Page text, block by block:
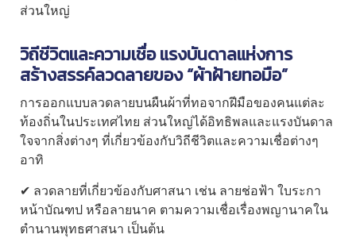
ส่วนใหญ่
วิถีชีวิตและความเชื่อ แรงบันดาลแห่งการ
สร้างสรรค์ลวดลายของ “ผ้าฝ้ายทอมือ”
การออกแบบลวดลายบนผืนผ้าที่ทอจากฝีมือของคนแต่ละ
ท้องถิ่นในประเทศไทย ส่วนใหญ่ได้อิทธิพลและแรงบันดาล
ใจจากสิ่งต่างๆ ที่เกี่ยวข้องกับวิถีชีวิตและความเชื่อต่างๆ
อาทิ
✔ ลวดลายที่เกี่ยวข้องกับศาสนา เช่น ลายช่อฟ้า ใบระกา
หน้าบัณฑป หรือลายนาค ตามความเชื่อเรื่องพญานาคใน
ตำนานพุทธศาสนา เป็นต้น